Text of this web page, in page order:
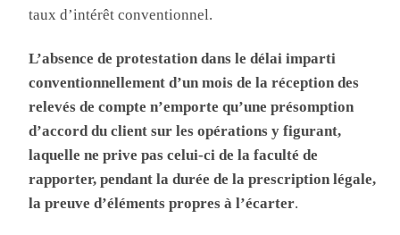
taux d’intérêt conventionnel.
L’absence de protestation dans le délai imparti
conventionnellement d’un mois de la réception des
relevés de compte n’emporte qu’une présomption
d’accord du client sur les opérations y figurant,
laquelle ne prive pas celui-ci de la faculté de
rapporter, pendant la durée de la prescription légale,
la preuve d’éléments propres à l’écarter.